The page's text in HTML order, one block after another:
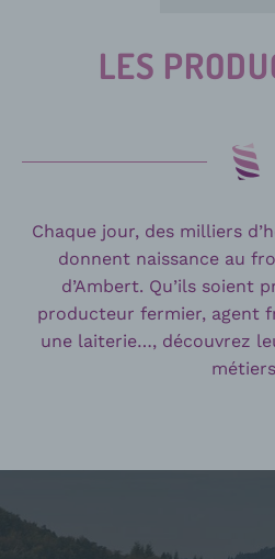
LES
Chaque jour, des milliers
donnent naissance au
d’Ambert. Qu’ils soient
producteur fermier, agent
une laiterie…, découvrez